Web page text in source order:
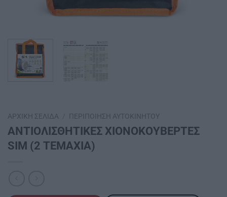
ΑΡΧΙΚΉ ΣΕΛΊΔΑ ΠΕΡΙΠΟΊΗΣΗ ΑΥΤΟΚΙΝΉΤΟΥ
ΑΝΤΙΟΛΙΣΘΗΤΙΚΕΣ ΧΙΟΝΟΚΟΥΒΕΡΤΕΣ
SΙΜ (2 ΤΕΜΑΧΙΑ)